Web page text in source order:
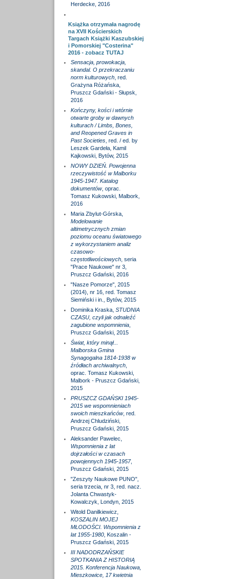
Herdecke, 2016
Książka otrzymała nagrodę
na XVII Kościerskich
Targach Książki Kaszubskiej
i Pomorskiej "Costerina"
2016 - zobacz TUTAJ
Sensacja, prowokacja,
skandal. O przekraczaniu
norm kulturowych, red.
Grażyna Różańska,
Pruszcz Gdański - Słupsk,
2016
Kończyny, kości i wtórnie
otwarte groby w dawnych
kulturach / Limbs, Bones,
and Reopened Graves in
Past Societies, red. / ed. by
Leszek Gardeła, Kamil
Kajkowski, Bytów, 2015
NOWY DZIEŃ. Powojenna
rzeczywistość w Malborku
1945-1947. Katalog
dokumentów, oprac.
Tomasz Kukowski, Malbork,
2016
Maria Zbylut-Górska,
Modelowanie
altimetrycznych zmian
poziomu oceanu światowego
z wykorzystaniem analiz
czasowo-
częstotliwościowych, seria
"Prace Naukowe" nr 3,
Pruszcz Gdański, 2016
"Nasze Pomorze", 2015
(2014), nr 16, red. Tomasz
Siemiński i in., Bytów, 2015
Dominika Kraska, STUDNIA
CZASU, czyli jak odnaleźć
zagubione wspomnienia,
Pruszcz Gdański, 2015
Świat, który minął...
Malborska Gmina
Synagogalna 1814-1938 w
źródłach archiwalnych,
oprac. Tomasz Kukowski,
Malbork - Pruszcz Gdański,
2015
PRUSZCZ GDAŃSKI 1945-
2015 we wspomnieniach
swoich mieszkańców, red.
Andrzej Chludziński,
Pruszcz Gdański, 2015
Aleksander Pawelec,
Wspomnienia z lat
dojrzałości w czasach
powojennych 1945-1957,
Pruszcz Gdański, 2015
"Zeszyty Naukowe PUNO",
seria trzecia, nr 3, red. nacz.
Jolanta Chwastyk-
Kowalczyk, Londyn, 2015
Witold Danilkiewicz,
KOSZALIN MOJEJ
MŁODOŚCI. Wspomnienia z
lat 1955-1980, Koszalin -
Pruszcz Gdański, 2015
III NADODRZAŃSKIE
SPOTKANIA Z HISTORIĄ
2015. Konferencja Naukowa,
Mieszkowice, 17 kwietnia